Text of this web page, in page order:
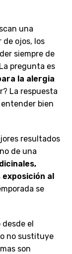
una
ojos, los
siempre de
pregunta es
la alergia
La respuesta
bien
resultados
de una
exposición al
se
desde el
no sustituye
son